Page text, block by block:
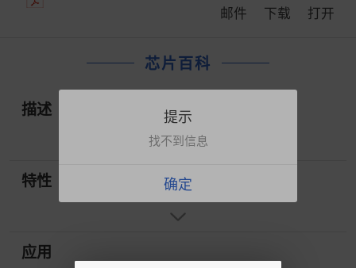
邮件 下载 打开
芯片百科
描述
特性
应用
提示
找不到信息
确定